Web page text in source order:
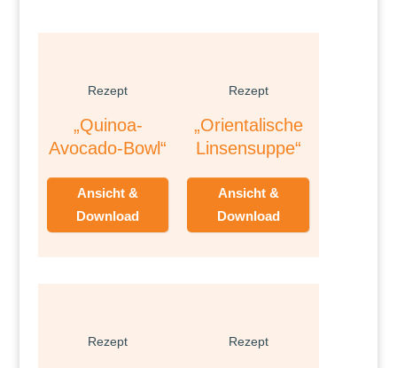
Rezept
„Quinoa-
Avocado-Bowl“
Ansicht &
Download
Rezept
„Orientalische
Linsensuppe“
Ansicht &
Download
Rezept Rezept